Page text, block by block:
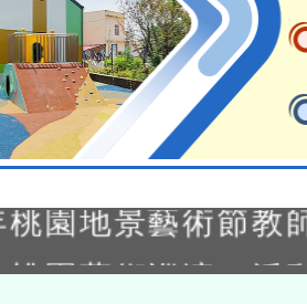
月22日(星期六)辦
福系列活動—儒
園地景藝術節教
桃園藝術巡演」活